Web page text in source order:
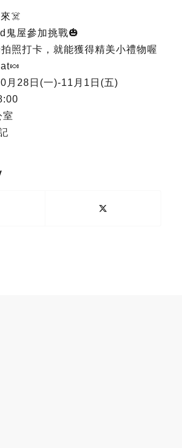
來☠️
鬼屋參加挑戰🎃
照打卡，就能獲得精美小禮物喔
月28日(一)-11月1日(五)